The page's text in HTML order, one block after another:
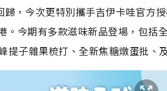
歸，今次更特別攜手吉伊卡哇官
。今期有多款滋味新品登場，包括
子雜果梳打、全新焦糖燉蛋批、